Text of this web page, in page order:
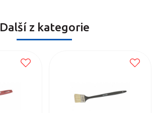
Další z kategorie